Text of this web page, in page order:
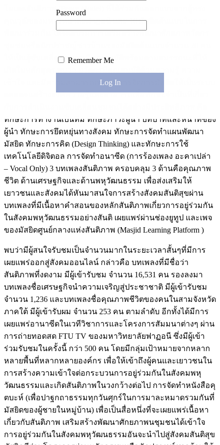
โมเดลสันติภาพ (Peace Model) ที่ได้ร่วมกันออกแบบจากผู้ทรง
คุณวุฒิของมหาวิทยาลัยฟาฏอนี และ 10 มัสยิดต้นแบบในการ
พัฒนาร่วมกัน ได้จัดอบรมการเสริมสร้างพัฒนาศักยภาพวัตกร
ให้เป็นผู้ขับเคลื่อนชุมชนมีคุณสมบัติพร้อมตามสมรรถนะที่ให้
เข้าใจ และมีความสามารถการบริหารจัดการมัสยิดให้เป็นระบบ
ตลอดจนสร้างองค์ความรู้และสามารถเพิ่มทักษะจำเป็นที่เกี่ยว
ทักษะการทำงานเป็นทีม ทักษะภาวะผู้นำ บทบาทและหน้าที่ของ
ผู้นำ ทักษะการยึดหยุ่นทางสังคม ทักษะการจัดทำแผนพัฒนา
มัสยิด ทักษะการคิด (Design Thinking) และทักษะการใช้
เทคโนโลยีดิจิตอล การจัดทำอนาซีด (การร้องเพลง อะคาเปล่า
– Vocal Only) 3 บทเพลงสันติภาพ ครอบคลุม 3 ด้านคือคุณภาพ
ชีวิต ด้านเศรษฐกิจและด้านพหุวัฒนธรรม เพื่อส่งเสริมให้
เยาวชนและสังคมได้หันมาสนใจการสร้างสังคมสันติสุขผ่าน
บทเพลงที่มีเนื้อหาคำสอนของหลักสันติภาพเกี่ยวการอยู่ร่วมกัน
ในสังคมพหุวัฒนธรรมอย่างสันติ เผยแพร่ผ่านช่องยูทูป และเพจ
ของมัสยิดศูนย์กลางแห่งสันติภาพ (Masjid Learning Platform )
พบว่ามีผู้สนใจรับชมเป็นจำนวนมากในระยะเวลาสั้นๆที่มีการ
เผยแพร่ออกสู่สังคมออนไลน์ กล่าวคือ บทเพลงที่มีชื่อว่า
สันติภาพที่งดงาม มีผู้เข้ารับชม จำนวน 16,531 คน รองลงมา
บทเพลงชื่อเศรษฐกิจนำความเจริญสู่ประชาชาติ มีผู้เข้ารับชม
จำนวน 1,236 และบทเพลงชื่อคุณภาพชีวิตของคนในสามจังหวัด
ภาคใต้ มีผู้เข้ารับผม จำนวน 253 คน ตามลำดับ อีกทั้งได้มีการ
เผยแพร่อานาซีดในเวทีวิชาการและโครงการสัมมนาต่างๆ ผ่าน
การถ่ายทอดสด FTU TV ของมหาวิทยาลัยฟาฏอนี ซึ่งมีผู้เข้า
ร่วมรับชมในครั้งนี้ กว่า 500 คน โดยมีกลุ่มเป้าหมายจากหลาก
หลายพื้นที่หลากหลายองค์กร เพื่อให้เข้าถึงผู้คนและเยาวชนใน
การสร้างความเข้าใจต่อกระบวนการอยู่ร่วมกันในสังคมพหุ
วัฒนธรรมและเกิดสันติภาพในวงกว้างต่อไป การจัดทำหนังสือคุ
ตบะห์ (เพื่อปาฐกถาธรรมทุกวันศุกร์ในการมาละหมาดรวมกันที่
มัสยิดของผู้ชายในหมู่บ้าน) เพื่อเป็นสื่อหนึ่งที่จะเผยแพร่เนื้อหา
เกี่ยวกับสันติภาพ เสริมสร้างพัฒนาศักยภาพนชุมชนได้เข้าใจ
การอยู่ร่วมกันในสังคมพหุวัฒนธรรมอันจะนำไปสู่สังคมสันติสุข
Password
Remember Me